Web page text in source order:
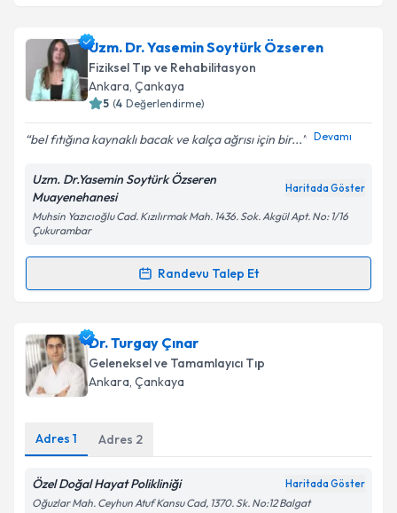
Uzm. Dr. Hüseyin Balabaniçin randevu takvimi
talebi oluşturun. Size bu uzmandan randevu almanız
için bir takvim hazırlandığında e-posta ile
bilgilendireceğiz.
E-posta Adresiniz
Kişisel verilerimin işlenmesine ilişkinAydınlatma
Metni
kapsamda işlenmesini kabul ediyorum.
Uzm. Dr. Yasemin Soytürk Özseren
Fiziksel Tıp ve Rehabilitasyon
Ankara, Çankaya
5 (4 Değerlendirme)
bel fıtığına kaynaklı bacak ve kalça ağrısı için bir... Devamı
Uzm. Dr.Yasemin Soytürk Özseren
Muayenehanesi
Haritada Göster
Muhsin Yazıcıoğlu Cad. Kızılırmak Mah. 1436. Sok. Akgül Apt. No: 1/16
Çukurambar
Randevu Talep Et
Randevu Takvimi Talebi
Uzm. Dr. Yasemin Soytürk Özseren
takvimi talebi oluşturun. Size bu uzmandan randevu
almanız için bir takvim hazırlandığında e-posta ile
bilgilendireceğiz.
Dr. Turgay Çınar
Geleneksel ve Tamamlayıcı Tıp
Ankara, Çankaya
Adres 1 Adres 2
Özel Doğal Hayat Polikliniği Haritada Göster
Oğuzlar Mah. Ceyhun Atuf Kansu Cad, 1370. Sk. No:12 Balgat